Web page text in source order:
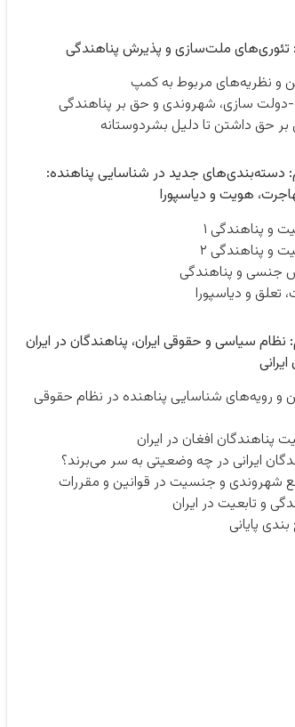
تئوری‌های ملت‌سازی و پذیرش پناهندگی
و نظریه‌های مربوط به کمپ
سازی، شهروندی و حق بر پناهندگی
بر حق داشتن تا دلیل بشردوستانه
جدید در شناسایی پناهنده:
هویت و دیاسپورا
و پناهندگی ۱
و پناهندگی ۲
جنسی و پناهندگی
تعلق و دیاسپورا
سیاسی و حقوقی ایران، پناهندگان در ایران
و رویه‌های شناسایی پناهنده در نظام حقوقی
پناهندگان افغان در ایران
ایرانی در چه وضعیتی به سر می‌برند؟
شهروندی و جنسیت در قوانین و مقررات
و تابعیت در ایران
پایانی